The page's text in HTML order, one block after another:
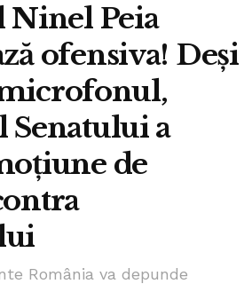
Ninel Peia
ofensiva! Deși
Senatului a
de
România va depunde